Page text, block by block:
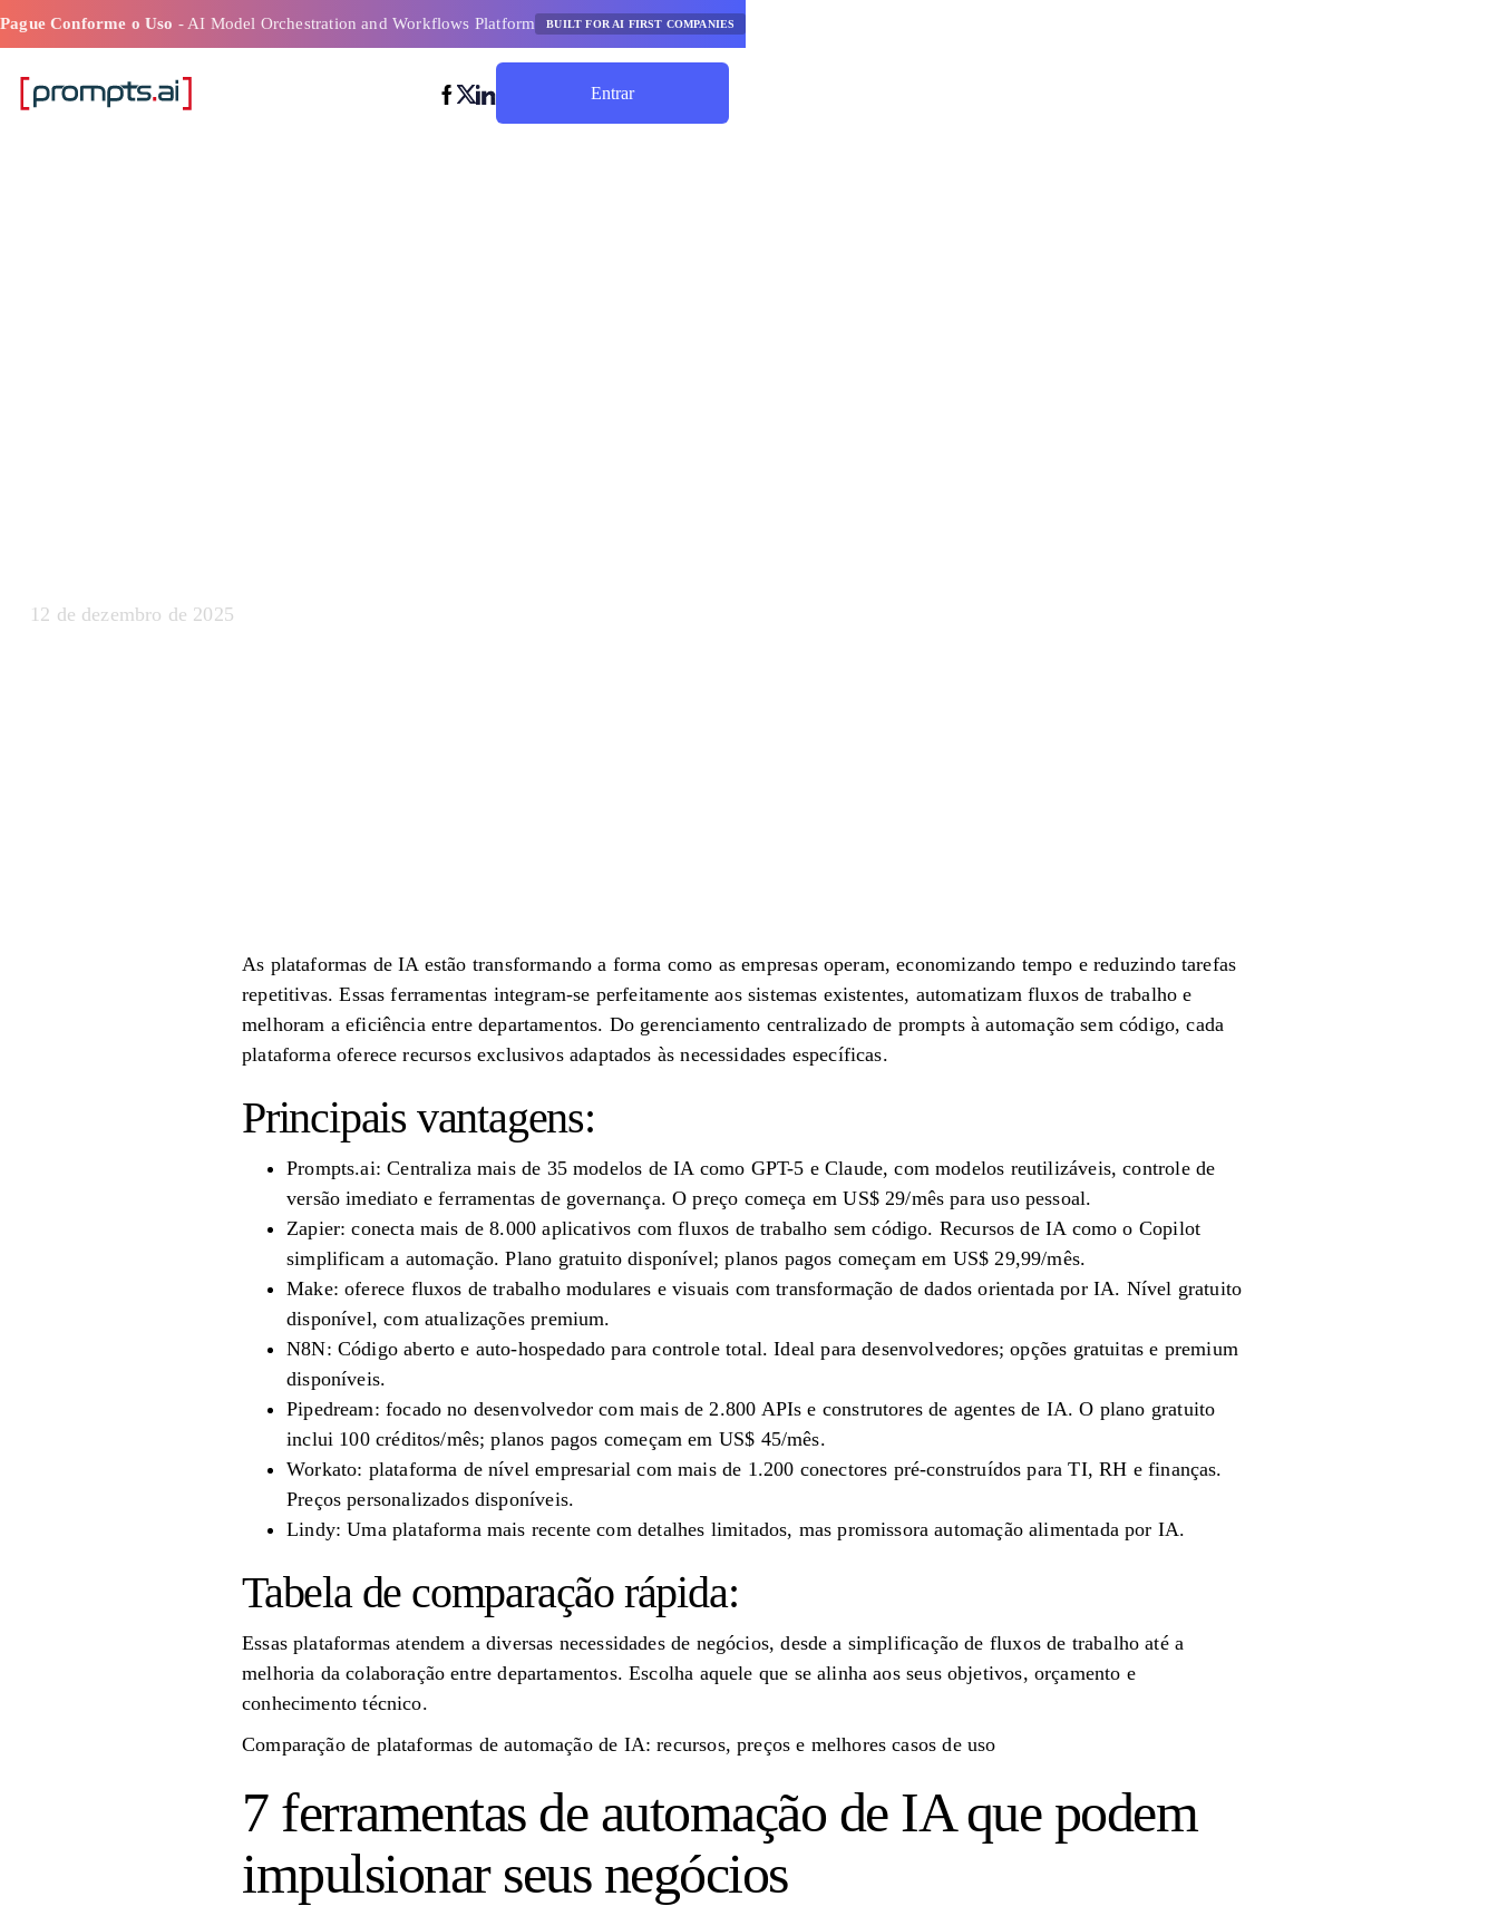
Pague Conforme o Uso - AI Model Orchestration and Workflows Platform BUILT FOR AI FIRST COMPANIES
Entrar
12 de dezembro de 2025
As plataformas de IA estão transformando a forma como as empresas operam, economizando tempo e reduzindo tarefas
repetitivas. Essas ferramentas integram-se perfeitamente aos sistemas existentes, automatizam fluxos de trabalho e
melhoram a eficiência entre departamentos. Do gerenciamento centralizado de prompts à automação sem código, cada
plataforma oferece recursos exclusivos adaptados às necessidades específicas.
Principais vantagens:
Prompts.ai: Centraliza mais de 35 modelos de IA como GPT-5 e Claude, com modelos reutilizáveis, controle de
versão imediato e ferramentas de governança. O preço começa em US$ 29/mês para uso pessoal.
Zapier: conecta mais de 8.000 aplicativos com fluxos de trabalho sem código. Recursos de IA como o Copilot
simplificam a automação. Plano gratuito disponível; planos pagos começam em US$ 29,99/mês.
Make: oferece fluxos de trabalho modulares e visuais com transformação de dados orientada por IA. Nível gratuito
disponível, com atualizações premium.
N8N: Código aberto e auto-hospedado para controle total. Ideal para desenvolvedores; opções gratuitas e premium
disponíveis.
Pipedream: focado no desenvolvedor com mais de 2.800 APIs e construtores de agentes de IA. O plano gratuito
inclui 100 créditos/mês; planos pagos começam em US$ 45/mês.
Workato: plataforma de nível empresarial com mais de 1.200 conectores pré-construídos para TI, RH e finanças.
Preços personalizados disponíveis.
Lindy: Uma plataforma mais recente com detalhes limitados, mas promissora automação alimentada por IA.
Tabela de comparação rápida:
Essas plataformas atendem a diversas necessidades de negócios, desde a simplificação de fluxos de trabalho até a
melhoria da colaboração entre departamentos. Escolha aquele que se alinha aos seus objetivos, orçamento e
conhecimento técnico.
Comparação de plataformas de automação de IA: recursos, preços e melhores casos de uso
7 ferramentas de automação de IA que podem
impulsionar seus negócios